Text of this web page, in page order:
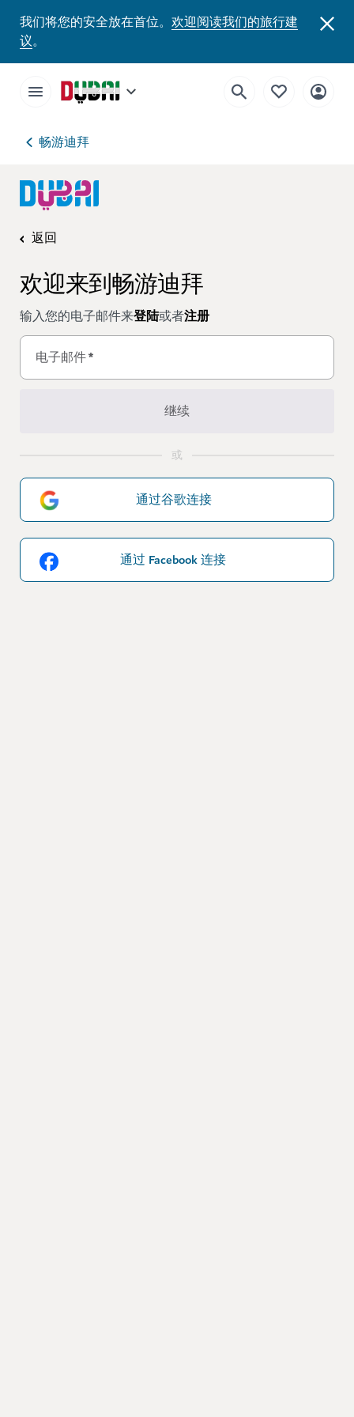
我们将您的安全放在首位。 欢迎阅读我们的旅行建
议。
畅游迪拜
返回
欢迎来到畅游迪拜
输入您的电子邮件来登陆或者注册
电子邮件*
继续
或
通过谷歌连接
通过 Facebook 连接